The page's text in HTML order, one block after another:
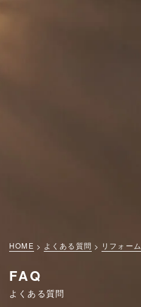
HOME よくある質問 リフォーム
FAQ
よくある質問